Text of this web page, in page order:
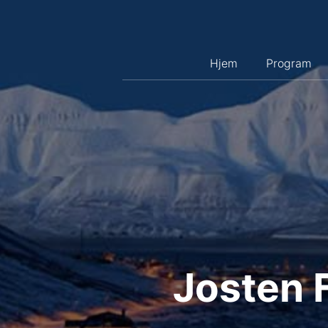
Hjem Program
Josten